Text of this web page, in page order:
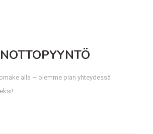
alla – olemme pian yhteydessä